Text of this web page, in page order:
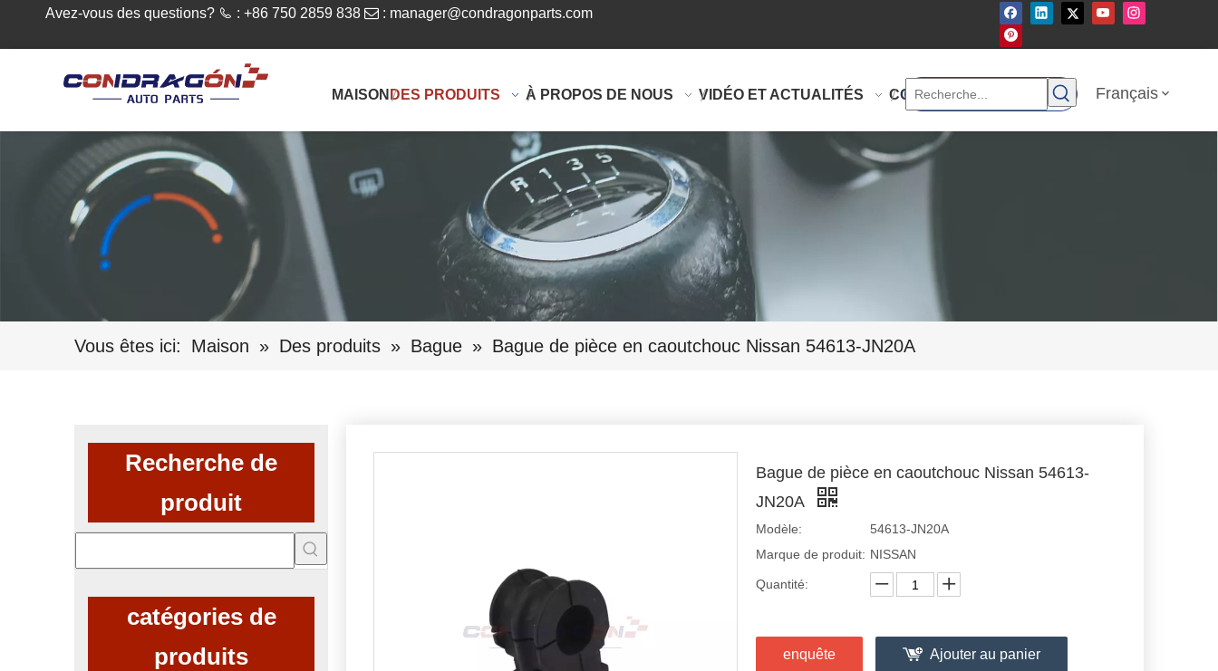
Avez-vous des questions?  : +86 750 2859 838  : manager@condragonparts.com
MAISON DES PRODUITS À PROPOS DE NOUS VIDÉO ET ACTUALITÉS CONTACTEZ-NOUS Français
Vous êtes ici: Maison » Des produits » Bague » Bague de pièce en caoutchouc Nissan 54613-JN20A
Recherche de
produit
catégories de
produits
Bague de pièce en caoutchouc Nissan 54613-
JN20A
Modèle:
54613-JN20A
Marque de produit: NISSAN
Quantité:
enquête Ajouter au panier